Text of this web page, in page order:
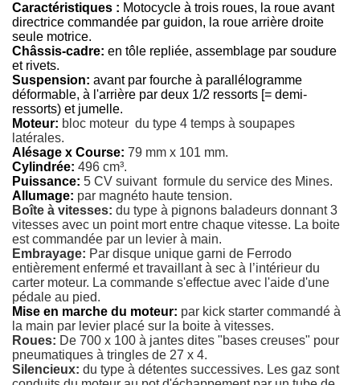
Caractéristiques : Motocycle à trois roues, la roue avant
directrice commandée par guidon, la roue arrière droite
seule motrice.
Châssis-cadre: en tôle repliée, assemblage par soudure
et rivets.
Suspension: avant par fourche à parallélogramme
déformable, à l'arrière par deux 1/2 ressorts [= demi-
ressorts) et jumelle.
Moteur: bloc moteur du type 4 temps à soupapes
latérales.
Alésage x Course: 79 mm x 101 mm.
Cylindrée: 496 cm³.
Puissance: 5 CV suivant formule du service des Mines.
Allumage: par magnéto haute tension.
Boîte à vitesses: du type à pignons baladeurs donnant 3
vitesses avec un point mort entre chaque vitesse. La boite
est commandée par un levier à main.
Embrayage: Par disque unique garni de Ferrodo
entièrement enfermé et travaillant à sec à l’intérieur du
carter moteur. La commande s'effectue avec l'aide d'une
pédale au pied.
Mise en marche du moteur: par kick starter commandé à
la main par levier placé sur la boite à vitesses.
Roues: De 700 x 100 à jantes dites "bases creuses" pour
pneumatiques à tringles de 27 x 4.
Silencieux: du type à détentes successives. Les gaz sont